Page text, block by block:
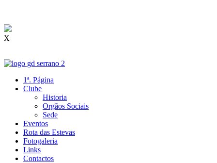
X
1ª. Página
Clube
Historia
Orgãos Sociais
Sede
Eventos
Rota das Estevas
Fotogaleria
Links
Contactos